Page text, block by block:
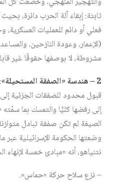
ثابتة: إبقاء آلة الحرب دائرة،
فعلي أو دائم للعمليات العسكرية،
(الإعمار، وعودة النازحين،
مشروطة، لا بوصفها حقوقًا غير
2 – هندسة «الصفقة المستحيلة»
قبول محدود للصفقات الجزئية إلى
إلى رفضها كليًّا والتمسك بما
الصيغة لم تكن صفقة تبادل
وضعتها الحكومة الإسرائيلية عبر
نتنياهو، أنه «مبادئ خمسة لإنهاء
– نزع سلاح حركة «حماس».